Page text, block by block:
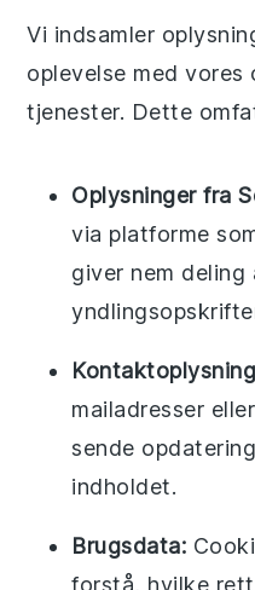
Vi indsamler
oplevelse med
tjenester. Dette
Oplysninger fra
via platforme
giver nem deling
mailadresser
sende
indholdet.
Brugsdata:
forstå, hvilke